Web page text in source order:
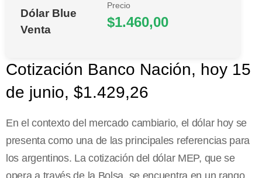
Dólar Blue
Venta
Precio
$1.460,00
Cotización Banco Nación, hoy 15
de junio, $1.429,26
En el contexto del mercado cambiario, el dólar hoy se
presenta como una de las principales referencias para
los argentinos. La cotización del dólar MEP, que se